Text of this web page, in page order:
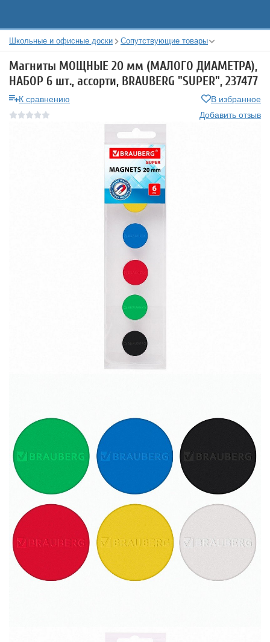
Школьные и офисные доски Сопутствующие товары
Магниты МОЩНЫЕ 20 мм (МАЛОГО ДИАМЕТРА),
НАБОР 6 шт., ассорти, BRAUBERG "SUPER", 237477
К сравнению
В избранное
Добавить отзыв